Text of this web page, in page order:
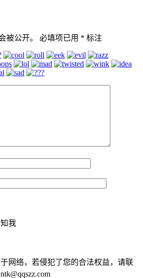
被公开。 必填项已用 * 标注
我
网络，若侵犯了您的合法权益，请联